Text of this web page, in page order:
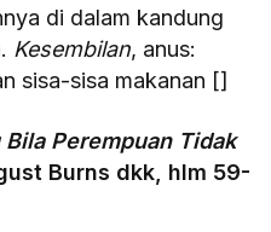
di dalam kandung
Kesembilan, anus:
sisa-sisa makanan []
Bila Perempuan Tidak
Burns dkk, hlm 59-